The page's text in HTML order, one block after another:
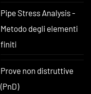
Pipe Stress Analysis -
Metodo degli elementi
finiti
Prove non distruttive
(PnD)